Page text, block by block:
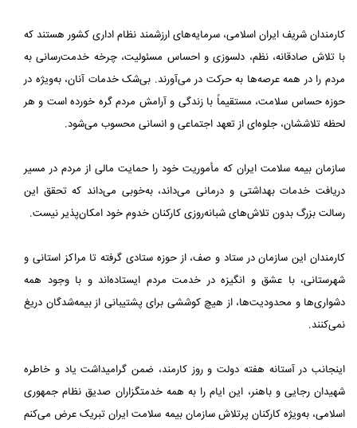
کارمندان شریف ایران اسلامی، سرمایه‌های ارزشمند نظام اداری کشور هستند که
با تلاش صادقانه، نظم، دلسوزی و احساس مسئولیت، چرخه خدمت‌رسانی به
مردم را در همه عرصه‌ها به حرکت در می‌آورند. بی‌شک خدمات آنان، به‌ویژه در
حوزه حساس سلامت، مستقیماً با زندگی و آرامش مردم گره خورده است و هر
لحظه تلاششان، جلوه‌ای از تعهد اجتماعی و انسانی محسوب می‌شود.
سازمان بیمه سلامت ایران که مأموریت خود را حمایت مالی از مردم در مسیر
دریافت خدمات بهداشتی و درمانی می‌داند، به‌خوبی می‌داند که تحقق این
رسالت بزرگ بدون تلاش‌های شبانه‌روزی کارکنان خدوم خود امکان‌پذیر نیست.
کارمندان این سازمان در ستاد و صف، از حوزه ستادی گرفته تا مراکز استانی و
شهرستانی، با عشق و انگیزه در خدمت مردم ایستاده‌اند و با وجود همه
دشواری‌ها و محدودیت‌ها، از هیچ کوششی برای پشتیبانی از بیمه‌شدگان دریغ
نمی‌کنند.
اینجانب در آستانه هفته دولت و روز کارمند، ضمن گرامیداشت یاد و خاطره
شهیدان رجایی و باهنر، این ایام را به همه خدمتگزاران صدیق نظام جمهوری
اسلامی، به‌ویژه کارکنان پرتلاش سازمان بیمه سلامت ایران تبریک عرض می‌کنم